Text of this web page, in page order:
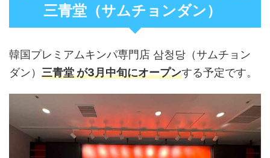
三青堂（サムチョンダン）
韓国プレミアムキンパ専門店 삼청당（サムチョン
ダン） 三青堂 が3月中旬にオープンする予定です。